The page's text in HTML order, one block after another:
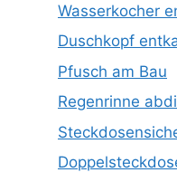
Wasserkocher
Duschkopf
Pfusch am Bau
Regenrinne